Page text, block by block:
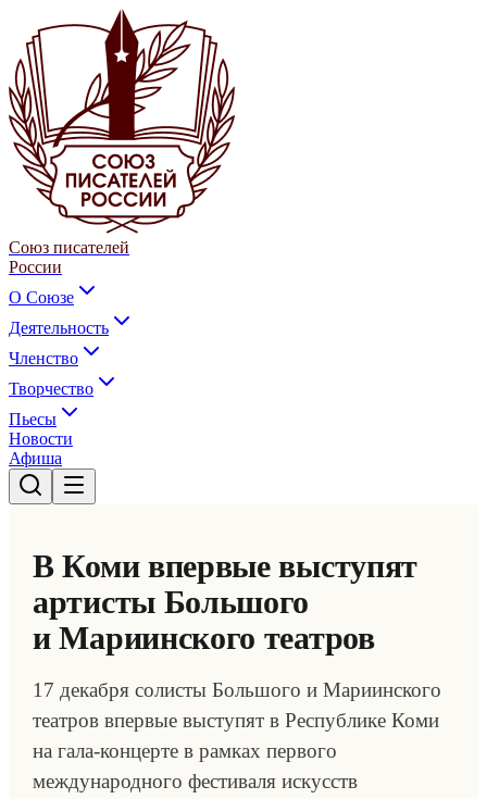
Союз писателей
России
О Союзе
Деятельность
Членство
Творчество
Пьесы
Новости
Афиша
В Коми впервые выступят
артисты Большого
и Мариинского театров
17 декабря солисты Большого и Мариинского
театров впервые выступят в Республике Коми
на гала-концерте в рамках первого
международного фестиваля искусств